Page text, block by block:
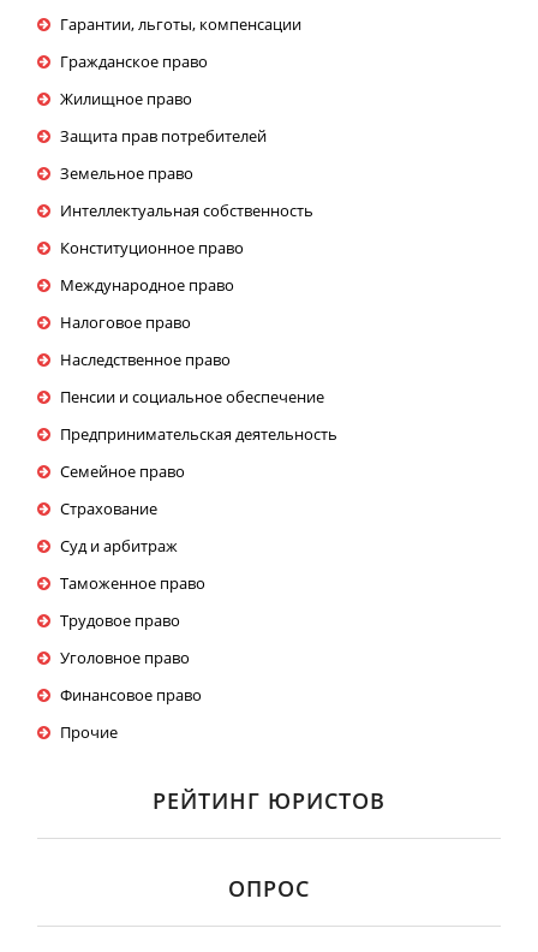
Гарантии, льготы, компенсации
Гражданское право
Жилищное право
Защита прав потребителей
Земельное право
Интеллектуальная собственность
Конституционное право
Международное право
Налоговое право
Наследственное право
Пенсии и социальное обеспечение
Предпринимательская деятельность
Семейное право
Страхование
Суд и арбитраж
Таможенное право
Трудовое право
Уголовное право
Финансовое право
Прочие
РЕЙТИНГ ЮРИСТОВ
ОПРОС